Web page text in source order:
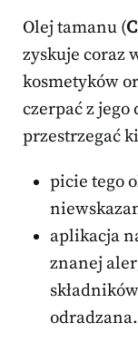
Olej tamanu (
zyskuje coraz
kosmetyków
czerpać z
przestrzegać
picie tego
aplikacja
znanej
odradzana.